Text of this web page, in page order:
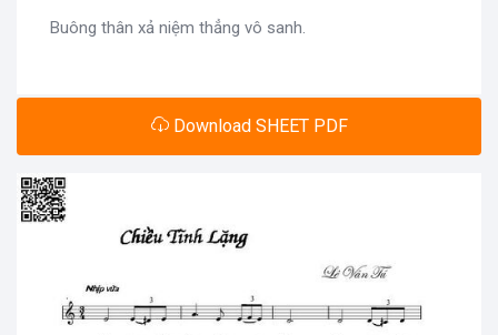
Buông thân xả niệm thẳng vô sanh.
Download SHEET PDF